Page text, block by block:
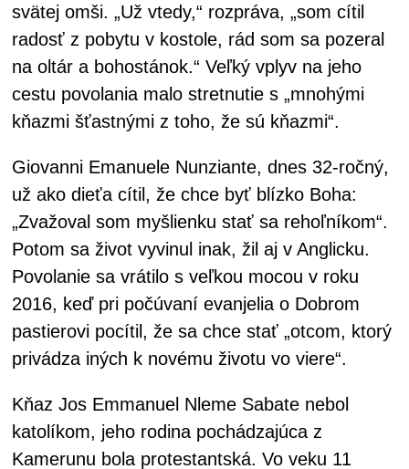
svätej omši. „Už vtedy,“ rozpráva, „som cítil
radosť z pobytu v kostole, rád som sa pozeral
na oltár a bohostánok.“ Veľký vplyv na jeho
cestu povolania malo stretnutie s „mnohými
kňazmi šťastnými z toho, že sú kňazmi“.
Giovanni Emanuele Nunziante, dnes 32-ročný,
už ako dieťa cítil, že chce byť blízko Boha:
„Zvažoval som myšlienku stať sa rehoľníkom“.
Potom sa život vyvinul inak, žil aj v Anglicku.
Povolanie sa vrátilo s veľkou mocou v roku
2016, keď pri počúvaní evanjelia o Dobrom
pastierovi pocítil, že sa chce stať „otcom, ktorý
privádza iných k novému životu vo viere“.
Kňaz Jos Emmanuel Nleme Sabate nebol
katolíkom, jeho rodina pochádzajúca z
Kamerunu bola protestantská. Vo veku 11